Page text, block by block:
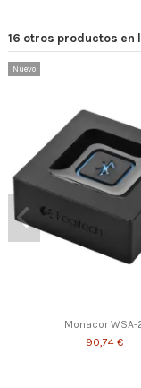
16 otros productos en
Nuevo
Monacor WSA-
90,74 €